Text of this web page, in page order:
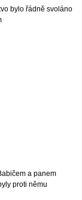
bylo řádně svoláno
zvlášť.
a panem
proti němu